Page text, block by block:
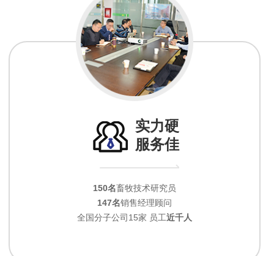
实力硬
服务佳
150名畜牧技术研究员
147名销售经理顾问
全国分子公司15家 员工近千人